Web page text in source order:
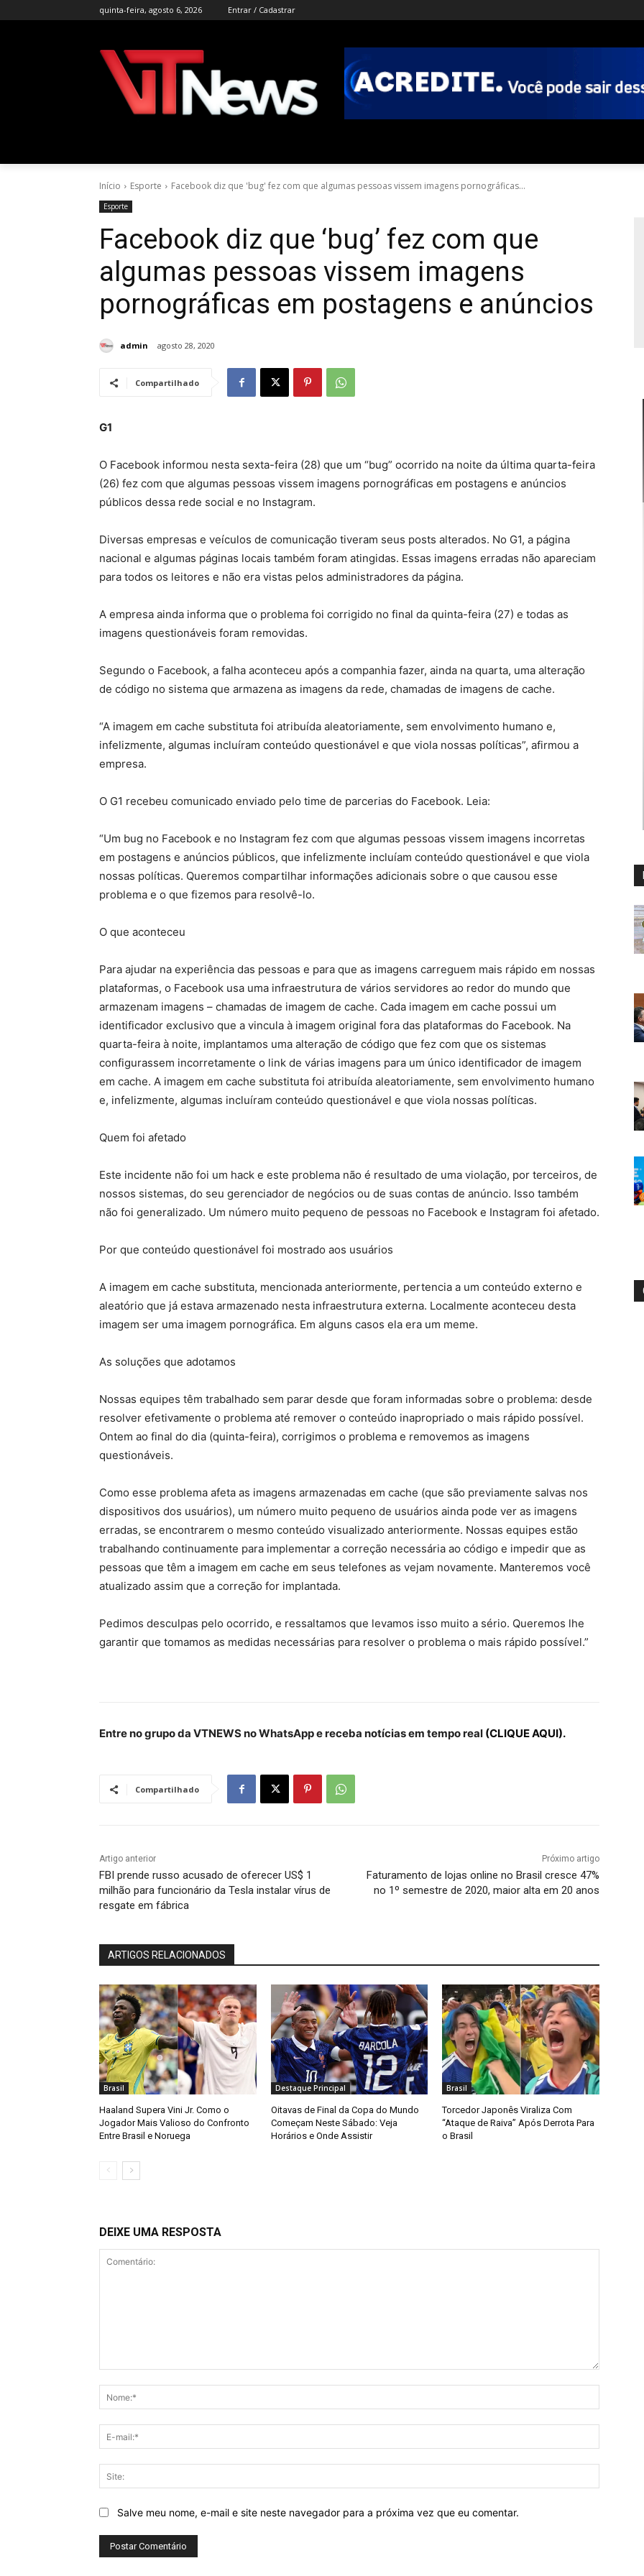
quinta-feira, agosto 6, 2026 Entrar / Cadastrar
Início Esporte Facebook diz que 'bug' fez com que algumas pessoas vissem imagens pornográficas...
Esporte
Facebook diz que ‘bug’ fez com que
algumas pessoas vissem imagens
pornográficas em postagens e anúncios
admin agosto 28, 2020
Compartilhado
G1
O Facebook informou nesta sexta-feira (28) que um “bug” ocorrido na noite da última quarta-feira
(26) fez com que algumas pessoas vissem imagens pornográficas em postagens e anúncios
públicos dessa rede social e no Instagram.
Diversas empresas e veículos de comunicação tiveram seus posts alterados. No G1, a página
nacional e algumas páginas locais também foram atingidas. Essas imagens erradas não apareciam
para todos os leitores e não era vistas pelos administradores da página.
A empresa ainda informa que o problema foi corrigido no final da quinta-feira (27) e todas as
imagens questionáveis foram removidas.
Segundo o Facebook, a falha aconteceu após a companhia fazer, ainda na quarta, uma alteração
de código no sistema que armazena as imagens da rede, chamadas de imagens de cache.
“A imagem em cache substituta foi atribuída aleatoriamente, sem envolvimento humano e,
infelizmente, algumas incluíram conteúdo questionável e que viola nossas políticas”, afirmou a
empresa.
O G1 recebeu comunicado enviado pelo time de parcerias do Facebook. Leia:
“Um bug no Facebook e no Instagram fez com que algumas pessoas vissem imagens incorretas
em postagens e anúncios públicos, que infelizmente incluíam conteúdo questionável e que viola
nossas políticas. Queremos compartilhar informações adicionais sobre o que causou esse
problema e o que fizemos para resolvê-lo.
O que aconteceu
Para ajudar na experiência das pessoas e para que as imagens carreguem mais rápido em nossas
plataformas, o Facebook usa uma infraestrutura de vários servidores ao redor do mundo que
armazenam imagens – chamadas de imagem de cache. Cada imagem em cache possui um
identificador exclusivo que a vincula à imagem original fora das plataformas do Facebook. Na
quarta-feira à noite, implantamos uma alteração de código que fez com que os sistemas
configurassem incorretamente o link de várias imagens para um único identificador de imagem
em cache. A imagem em cache substituta foi atribuída aleatoriamente, sem envolvimento humano
e, infelizmente, algumas incluíram conteúdo questionável e que viola nossas políticas.
Quem foi afetado
Este incidente não foi um hack e este problema não é resultado de uma violação, por terceiros, de
nossos sistemas, do seu gerenciador de negócios ou de suas contas de anúncio. Isso também
não foi generalizado. Um número muito pequeno de pessoas no Facebook e Instagram foi afetado.
Por que conteúdo questionável foi mostrado aos usuários
A imagem em cache substituta, mencionada anteriormente, pertencia a um conteúdo externo e
aleatório que já estava armazenado nesta infraestrutura externa. Localmente aconteceu desta
imagem ser uma imagem pornográfica. Em alguns casos ela era um meme.
As soluções que adotamos
Nossas equipes têm trabalhado sem parar desde que foram informadas sobre o problema: desde
resolver efetivamente o problema até remover o conteúdo inapropriado o mais rápido possível.
Ontem ao final do dia (quinta-feira), corrigimos o problema e removemos as imagens
questionáveis.
Como esse problema afeta as imagens armazenadas em cache (que são previamente salvas nos
dispositivos dos usuários), um número muito pequeno de usuários ainda pode ver as imagens
erradas, se encontrarem o mesmo conteúdo visualizado anteriormente. Nossas equipes estão
trabalhando continuamente para implementar a correção necessária ao código e impedir que as
pessoas que têm a imagem em cache em seus telefones as vejam novamente. Manteremos você
atualizado assim que a correção for implantada.
Pedimos desculpas pelo ocorrido, e ressaltamos que levamos isso muito a sério. Queremos lhe
garantir que tomamos as medidas necessárias para resolver o problema o mais rápido possível.”
Entre no grupo da VTNEWS no WhatsApp e receba notícias em tempo real (CLIQUE AQUI).
Compartilhado
Artigo anterior
FBI prende russo acusado de oferecer US$ 1
milhão para funcionário da Tesla instalar vírus de
resgate em fábrica
Próximo artigo
Faturamento de lojas online no Brasil cresce 47%
no 1º semestre de 2020, maior alta em 20 anos
ARTIGOS RELACIONADOS
Brasil
Haaland Supera Vini Jr. Como o
Jogador Mais Valioso do Confronto
Entre Brasil e Noruega
Destaque Principal
Oitavas de Final da Copa do Mundo
Começam Neste Sábado: Veja
Horários e Onde Assistir
Brasil
Torcedor Japonês Viraliza Com
“Ataque de Raiva” Após Derrota Para
o Brasil
DEIXE UMA RESPOSTA
mail:*
Salve meu nome, e-mail e site neste navegador para a próxima vez que eu comentar.